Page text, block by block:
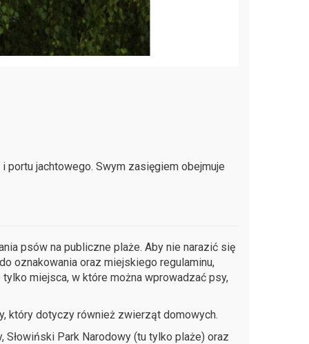
jachtowego. Swym zasięgiem obejmuje
psów na publiczne plaże. Aby nie narazić się
oznakowania oraz miejskiego regulaminu,
miejsca, w które można wprowadzać psy,
który dotyczy również zwierząt domowych.
Park Narodowy (tu tylko plaże) oraz